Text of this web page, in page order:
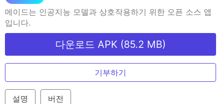
메이드는 인공지능 모델과 상호작용하기 위한 오픈 소스 앱
입니다.
다운로드 APK (85.2 MB)
기부하기
설명 버전